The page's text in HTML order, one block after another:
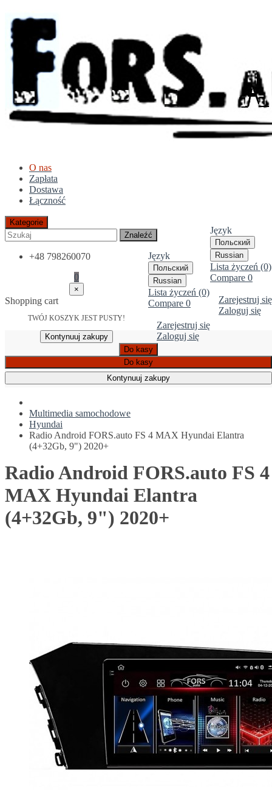
O nas
Zapłata
Dostawa
Łączność
Język
Польский
Russian
Lista życzeń (0)
Compare 0
Zarejestruj się
Zaloguj się
Kategorie
Znaleźć
Język
Польский
Russian
Lista życzeń (0)
Compare 0
Zarejestruj się
Zaloguj się
+48 798260070
0
×
Shopping cart
TWÓJ KOSZYK JEST PUSTY!
Kontynuuj zakupy
Do kasy
Do kasy
Kontynuuj zakupy
Multimedia samochodowe
Hyundai
Radio Android FORS.auto FS 4 MAX Hyundai Elantra
(4+32Gb, 9") 2020+
Radio Android FORS.auto FS 4
MAX Hyundai Elantra
(4+32Gb, 9") 2020+